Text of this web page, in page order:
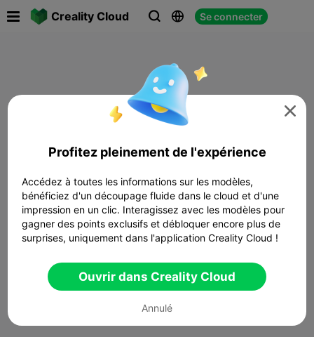
Creality Cloud   Se connecter

Profitez pleinement de l'expérience
Accédez à toutes les informations sur les modèles,
bénéficiez d'un découpage fluide dans le cloud et d'une
impression en un clic. Interagissez avec les modèles pour
gagner des points exclusifs et débloquer encore plus de
surprises, uniquement dans l'application Creality Cloud !
Ouvrir dans Creality Cloud
Annulé